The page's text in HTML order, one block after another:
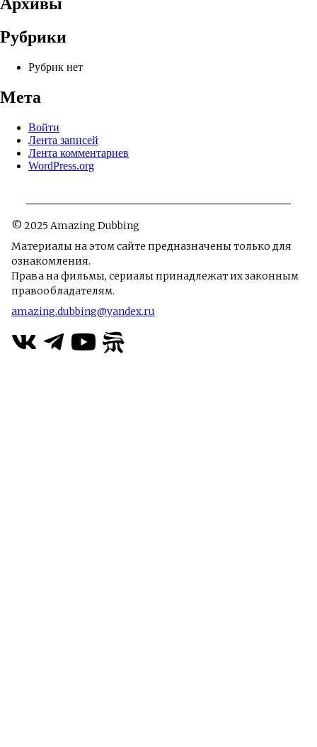
Архивы
Рубрики
Рубрик нет
Мета
Войти
Лента записей
Лента комментариев
WordPress.org
© 2025 Amazing Dubbing
Материалы на этом сайте предназначены только для
ознакомления.
Права на фильмы, сериалы принадлежат их законным
правообладателям.
amazing.dubbing@yandex.ru